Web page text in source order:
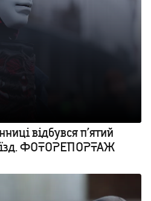
відбувся п’ятий
ФОТОРЕПОРТАЖ